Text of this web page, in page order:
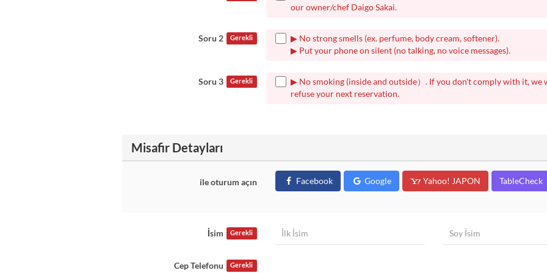
our owner/chef Daigo Sakai.
Soru 2 Gerekli
▶ No strong smells (ex. perfume, body cream, softener).
▶ Put your phone on silent (no talking, no voice messages).
Soru 3 Gerekli
▶ No smoking (inside and outside）. If you don't comply with it, we
refuse your next reservation.
Misafir Detayları
ile oturum açın Facebook Google Yahoo! JAPON TableCheck
İsim Gerekli
Cep Telefonu Gerekli